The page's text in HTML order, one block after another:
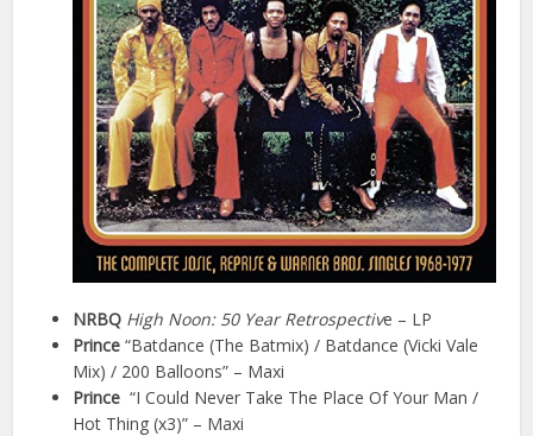
NRBQ High Noon: 50 Year Retrospective – LP
Prince “Batdance (The Batmix) / Batdance (Vicki Vale
Mix) / 200 Balloons” – Maxi
Prince “I Could Never Take The Place Of Your Man /
Hot Thing (x3)” – Maxi